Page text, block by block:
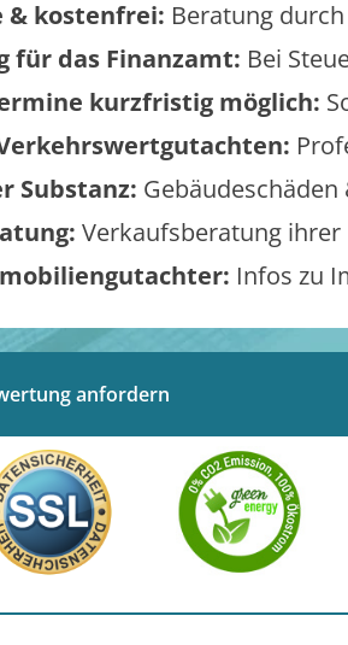
& kostenfrei: Beratung
das Finanzamt: Bei
kurzfristig möglich:
Substanz:
Verkaufsberatung
Infos zu
anfordern